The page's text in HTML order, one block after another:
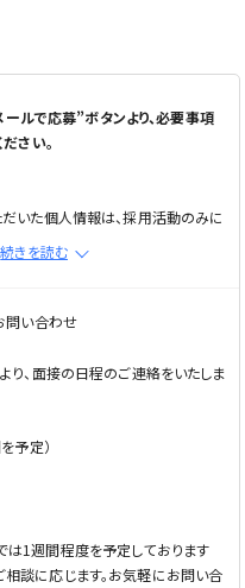
ルで応募”ボタンより、必要事項
さい。
いた個人情報は、採用活動のみに
提供はいたしません
メールで応募ボタンから応募フォー
（えらべる）を見た」とお伝
続きを読む
問い合わせ
り、面接の日程のご連絡をいたしま
予定）
は1週間程度を予定しております
相談に応じます。お気軽にお問い合